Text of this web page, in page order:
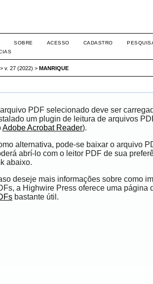
SOBRE ACESSO CADASTRO
> v. 27 (2022) > MANRIQUE
PDF selecionado deve ser
um plugin de leitura de arquivos
Adobe Acrobat Reader).
alternativa, pode-se baixar o arquivo
abrí-lo com o leitor PDF de sua
abaixo.
deseje mais informações sobre como
a Highwire Press oferece uma página
bastante útil.